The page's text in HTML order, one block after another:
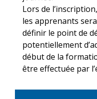
Lors de
les apprenants
définir le point de
potentiellement
début de la
être effectuée par